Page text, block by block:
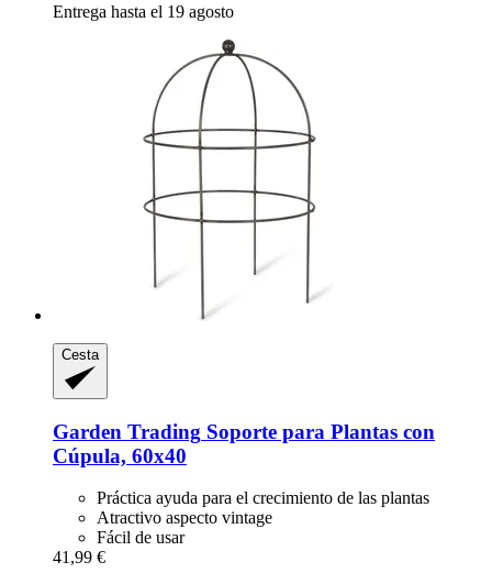
Entrega hasta el 19 agosto
Cesta
Garden Trading Soporte para Plantas con
Cúpula, 60x40
Práctica ayuda para el crecimiento de las plantas
Atractivo aspecto vintage
Fácil de usar
41,99 €